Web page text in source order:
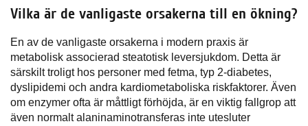
Vilka är de vanligaste orsakerna till en ökning?
En av de vanligaste orsakerna i modern praxis är
metabolisk associerad steatotisk leversjukdom. Detta är
särskilt troligt hos personer med fetma, typ 2-diabetes,
dyslipidemi och andra kardiometaboliska riskfaktorer. Även
om enzymer ofta är måttligt förhöjda, är en viktig fallgrop att
även normalt alaninaminotransferas inte utesluter